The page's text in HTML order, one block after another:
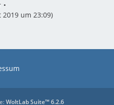
2019 um 23:09)
WoltLab Suite™ 6.2.6